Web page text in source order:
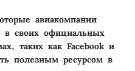
авиакомпании
в своих официальных
таких как Facebook и
полезным ресурсом в